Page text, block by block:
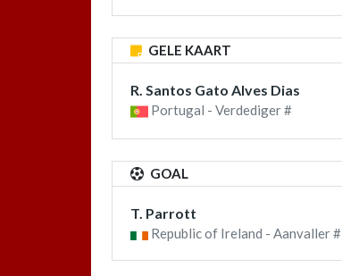
GELE KAART
R. Santos Gato Alves Dias
Portugal - Verdediger #
GOAL
T. Parrott
Republic of Ireland - Aanvaller #